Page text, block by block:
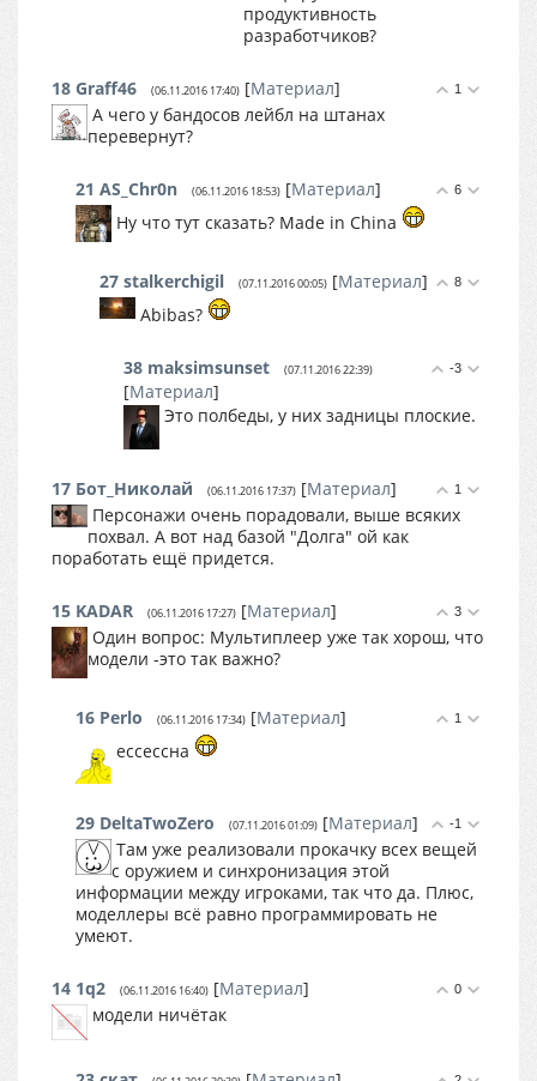
продуктивность
разработчиков?
1
18 Graff46 (06.11.2016 17:40) [Материал]
А чего у бандосов лейбл на штанах
перевернут?
6
21 AS_Chr0n (06.11.2016 18:53) [Материал]
Ну что тут сказать? Made in China
8
27 stalkerchigil (07.11.2016 00:05) [Материал]
Abibas?
-3
38 maksimsunset (07.11.2016 22:39)
[Материал]
Это полбеды, у них задницы плоские.
1
17 Бот_Николай (06.11.2016 17:37) [Материал]
Персонажи очень порадовали, выше всяких
похвал. А вот над базой "Долга" ой как
поработать ещё придется.
3
15 KADAR (06.11.2016 17:27) [Материал]
Один вопрос: Мультиплеер уже так хорош, что
модели -это так важно?
1
16 Perlo (06.11.2016 17:34) [Материал]
ессессна
-1
29 DeltaTwoZero (07.11.2016 01:09) [Материал]
Там уже реализовали прокачку всех вещей
с оружием и синхронизация этой
информации между игроками, так что да. Плюс,
моделлеры всё равно программировать не
умеют.
0
14 1q2 (06.11.2016 16:40) [Материал]
модели ничётак